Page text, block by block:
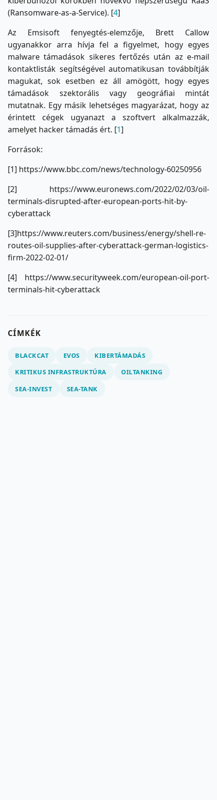
(Ransomware-as-a-Service). [4]
Az Emsisoft fenyegtés-elemzője, Brett Callow
ugyanakkor arra hívja fel a figyelmet, hogy egyes
malware támadások sikeres fertőzés után az e-mail
kontaktlisták segítségével automatikusan továbbítják
magukat, sok esetben ez áll amögött, hogy egyes
támadások szektorális vagy geográfiai mintát
mutatnak. Egy másik lehetséges magyarázat, hogy az
érintett cégek ugyanazt a szoftvert alkalmazzák,
amelyet hacker támadás ért. [1]
Források:
[1] https://www.bbc.com/news/technology-60250956
[2] https://www.euronews.com/2022/02/03/oil-
terminals-disrupted-after-european-ports-hit-by-
cyberattack
[3]https://www.reuters.com/business/energy/shell-re-
routes-oil-supplies-after-cyberattack-german-logistics-
firm-2022-02-01/
[4] https://www.securityweek.com/european-oil-port-
terminals-hit-cyberattack
CÍMKÉK
BLACKCAT EVOS
KIBERTÁMADÁS
KRITIKUS INFRASTRUKTÚRA
OILTANKING
SEA-INVEST
SEA-TANK